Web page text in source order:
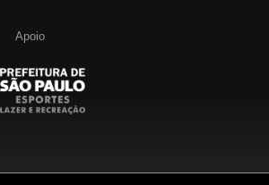
Apoio